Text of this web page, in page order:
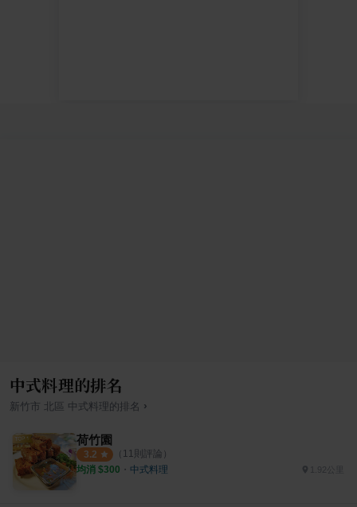
中式料理的排名
新竹市 北區 中式料理 的排名 ›
荷竹園
3.2 （ 11 則評論）
均消 $300 ・ 中式料理